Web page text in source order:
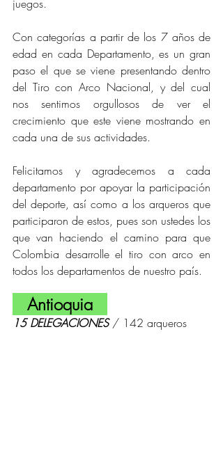
juegos.
Con categorías a partir de los 7 años de
edad en cada Departamento, es un gran
paso el que se viene presentando dentro
del Tiro con Arco Nacional, y del cual
nos sentimos orgullosos de ver el
crecimiento que este viene mostrando en
cada una de sus actividades.
Felicitamos y agradecemos a cada
departamento por apoyar la participación
del deporte, así como a los arqueros que
participaron de estos, pues son ustedes los
que van haciendo el camino para que
Colombia desarrolle el tiro con arco en
todos los departamentos de nuestro país.
   Antioquia
15 DELEGACIONES / 142 arqueros